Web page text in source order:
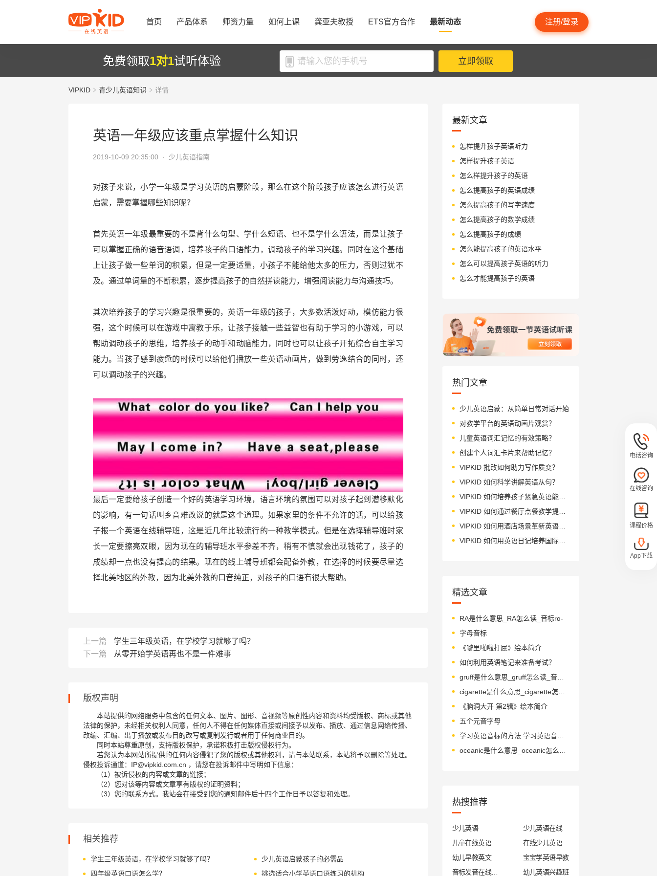
首页 产品体系 师资力量 如何上课 龚亚夫教授 ETS官方合作 最新动态 注册/登录
免费领取1对1试听体验 立即领取
VIPKID 青少儿英语知识 详情
英语一年级应该重点掌握什么知识
2019-10-09 20:35:00 · 少儿英语指南
对孩子来说，小学一年级是学习英语的启蒙阶段，那么在这个阶段孩子应该怎么进行英语
启蒙，需要掌握哪些知识呢？
首先英语一年级最重要的不是背什么句型、学什么短语、也不是学什么语法，而是让孩子
可以掌握正确的语音语调，培养孩子的口语能力，调动孩子的学习兴趣。同时在这个基础
上让孩子做一些单词的积累，但是一定要适量，小孩子不能给他太多的压力，否则过犹不
及。通过单词量的不断积累，逐步提高孩子的自然拼读能力，增强阅读能力与沟通技巧。
其次培养孩子的学习兴趣是很重要的，英语一年级的孩子，大多数活泼好动，模仿能力很
强，这个时候可以在游戏中寓教于乐，让孩子接触一些益智也有助于学习的小游戏，可以
帮助调动孩子的思维，培养孩子的动手和动脑能力，同时也可以让孩子开拓综合自主学习
能力。当孩子感到疲惫的时候可以给他们播放一些英语动画片，做到劳逸结合的同时，还
可以调动孩子的兴趣。
最后一定要给孩子创造一个好的英语学习环境，语言环境的氛围可以对孩子起到潜移默化
的影响，有一句话叫乡音难改说的就是这个道理。如果家里的条件不允许的话，可以给孩
子报一个英语在线辅导班，这是近几年比较流行的一种教学模式。但是在选择辅导班时家
长一定要擦亮双眼，因为现在的辅导班水平参差不齐，稍有不慎就会出现钱花了，孩子的
成绩却一点也没有提高的结果。现在的线上辅导班都会配备外教，在选择的时候要尽量选
择北美地区的外教，因为北美外教的口音纯正，对孩子的口语有很大帮助。
上一篇
学生三年级英语，在学校学习就够了吗？
下一篇
从零开始学英语再也不是一件难事
版权声明
本站提供的网络服务中包含的任何文本、图片、图形、音视频等原创性内容和资料均受版权、商标或其他
法律的保护，未经相关权利人同意，任何人不得在任何媒体直接或间接予以发布、播放、通过信息网络传播、
改编、汇编、出于播放或发布目的改写或复制发行或者用于任何商业目的。
同时本站尊重原创，支持版权保护，承诺积极打击版权侵权行为。
若您认为本网站所提供的任何内容侵犯了您的版权或其他权利，请与本站联系，本站将予以删除等处理。
侵权投诉通道：IP@vipkid.com.cn ，请您在投诉邮件中写明如下信息：
（1）被诉侵权的内容或文章的链接；
（2）您对该等内容或文章享有版权的证明资料；
（3）您的联系方式。我站会在接受到您的通知邮件后十四个工作日予以答复和处理。
相关推荐
学生三年级英语，在学校学习就够了吗？
少儿英语启蒙孩子的必需品
四年级英语口语怎么学？
挑选适合小学英语口语练习的机构
最新文章
怎样提升孩子英语听力
怎样提升孩子英语
怎么样提升孩子的英语
怎么提高孩子的英语成绩
怎么提高孩子的写字速度
怎么提高孩子的数学成绩
怎么提高孩子的成绩
怎么能提高孩子的英语水平
怎么可以提高孩子英语的听力
怎么才能提高孩子的英语
热门文章
少儿英语启蒙：从简单日常对话开始
对教学平台的英语动画片观赏？
儿童英语词汇记忆的有效策略？
创建个人词汇卡片来帮助记忆？
VIPKID 批改如何助力写作质变？
VIPKID 如何科学讲解英语从句？
VIPKID 如何培养孩子紧急英语能力？
VIPKID 如何通过餐厅点餐教学提升少儿英语应用能力？
VIPKID 如何用酒店场景革新英语教学？
VIPKID 如何用英语日记培养国际化人才？
精选文章
RA是什么意思_RA怎么读_音标rɑ-
字母音标
《噼里啪啦打屁》绘本简介
如何利用英语笔记来准备考试？
gruff是什么意思_gruff怎么读_音标grʌf
《脑洞大开 第2辑》绘本简介
五个元音字母
学习英语音标的方法 学习英语音标的优势
热搜推荐
少儿英语
少儿英语在线
儿童在线英语
在线少儿英语
幼儿早教英文
宝宝学英语早教
幼儿英语兴趣班
电话咨询
在线咨询
课程价格
App下载